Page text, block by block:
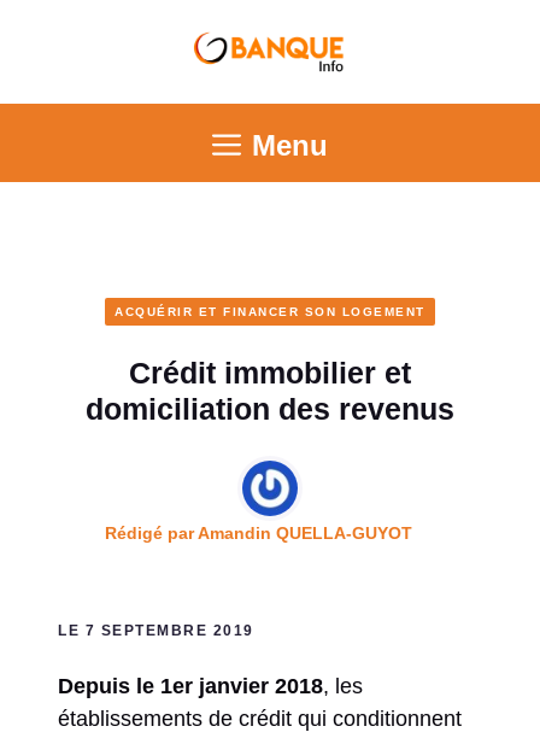
Menu
ACQUÉRIR ET FINANCER SON LOGEMENT
Crédit immobilier et
domiciliation des revenus
Rédigé parAmandin QUELLA-GUYOT
LE 7 SEPTEMBRE 2019
Depuis le 1er janvier 2018, les
établissements de crédit qui conditionnent